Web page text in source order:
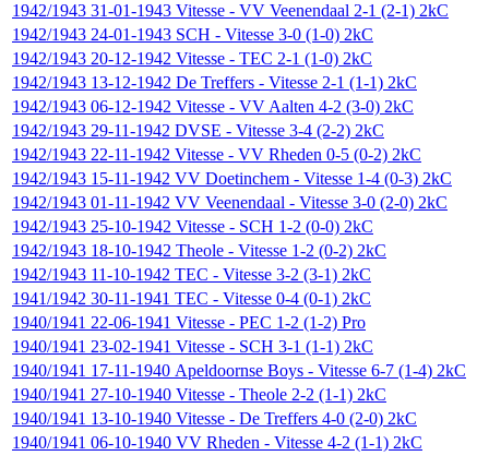
1942/1943 31-01-1943 Vitesse - VV Veenendaal 2-1 (2-1) 2kC
1942/1943 24-01-1943 SCH - Vitesse 3-0 (1-0) 2kC
1942/1943 20-12-1942 Vitesse - TEC 2-1 (1-0) 2kC
1942/1943 13-12-1942 De Treffers - Vitesse 2-1 (1-1) 2kC
1942/1943 06-12-1942 Vitesse - VV Aalten 4-2 (3-0) 2kC
1942/1943 29-11-1942 DVSE - Vitesse 3-4 (2-2) 2kC
1942/1943 22-11-1942 Vitesse - VV Rheden 0-5 (0-2) 2kC
1942/1943 15-11-1942 VV Doetinchem - Vitesse 1-4 (0-3) 2kC
1942/1943 01-11-1942 VV Veenendaal - Vitesse 3-0 (2-0) 2kC
1942/1943 25-10-1942 Vitesse - SCH 1-2 (0-0) 2kC
1942/1943 18-10-1942 Theole - Vitesse 1-2 (0-2) 2kC
1942/1943 11-10-1942 TEC - Vitesse 3-2 (3-1) 2kC
1941/1942 30-11-1941 TEC - Vitesse 0-4 (0-1) 2kC
1940/1941 22-06-1941 Vitesse - PEC 1-2 (1-2) Pro
1940/1941 23-02-1941 Vitesse - SCH 3-1 (1-1) 2kC
1940/1941 17-11-1940 Apeldoornse Boys - Vitesse 6-7 (1-4) 2kC
1940/1941 27-10-1940 Vitesse - Theole 2-2 (1-1) 2kC
1940/1941 13-10-1940 Vitesse - De Treffers 4-0 (2-0) 2kC
1940/1941 06-10-1940 VV Rheden - Vitesse 4-2 (1-1) 2kC